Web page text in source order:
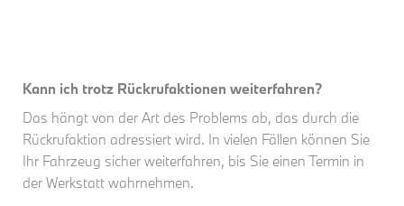
Kann ich trotz Rückrufaktionen weiterfahren?
Das hängt von der Art des Problems ab, das durch die
Rückrufaktion adressiert wird. In vielen Fällen können Sie
Ihr Fahrzeug sicher weiterfahren, bis Sie einen Termin in
der Werkstatt wahrnehmen.